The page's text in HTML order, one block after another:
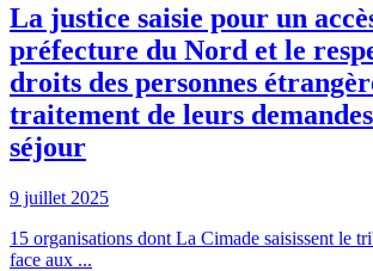
La justice saisie pour un
préfecture du Nord et le
droits des personnes
traitement de leurs
séjour
9 juillet 2025
15 organisations dont La Cimade saisissent le
face aux ...